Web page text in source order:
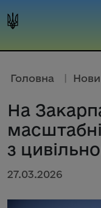
Головна |
На
з
27.03.2026